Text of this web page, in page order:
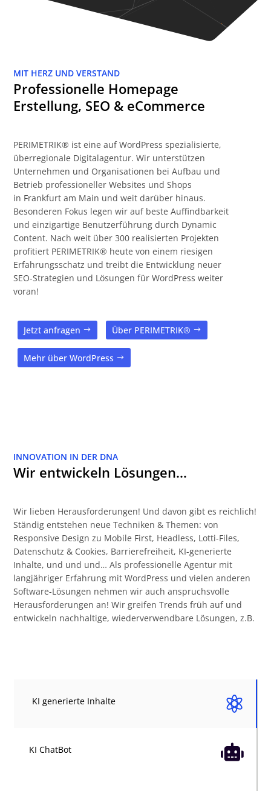
MIT HERZ UND VERSTAND
Professionelle Homepage
Erstellung, SEO & eCommerce
PERIMETRIK® ist eine auf WordPress spezialisierte,
überregionale Digitalagentur. Wir unterstützen
Unternehmen und Organisationen bei Aufbau und
Betrieb professioneller Websites und Shops
in Frankfurt am Main und weit darüber hinaus.
Besonderen Fokus legen wir auf beste Auffindbarkeit
und einzigartige Benutzerführung durch Dynamic
Content. Nach weit über 300 realisierten Projekten
profitiert PERIMETRIK® heute von einem riesigen
Erfahrungsschatz und treibt die Entwicklung neuer
SEO-Strategien und Lösungen für WordPress weiter
voran!
Jetzt anfragen Über PERIMETRIK®
Mehr über WordPress
INNOVATION IN DER DNA
Wir entwickeln Lösungen…
Wir lieben Herausforderungen! Und davon gibt es reichlich!
Ständig entstehen neue Techniken & Themen: von
Responsive Design zu Mobile First, Headless, Lotti-Files,
Datenschutz & Cookies, Barrierefreiheit, KI-generierte
Inhalte, und und und… Als professionelle Agentur mit
langjähriger Erfahrung mit WordPress und vielen anderen
Software-Lösungen nehmen wir auch anspruchsvolle
Herausforderungen an! Wir greifen Trends früh auf und
entwickeln nachhaltige, wiederverwendbare Lösungen, z.B.

KI generierte Inhalte

KI ChatBot